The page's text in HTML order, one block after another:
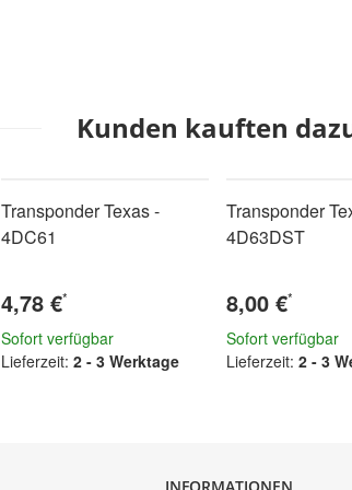
Kunden kauften
Transponder Texas -
4DC61
4,78 €*
Sofort verfügbar
Lieferzeit: 2 - 3 Werktage
Transponder
4D63DST
8,00 €*
Sofort verfügbar
Lieferzeit: 2 - 3